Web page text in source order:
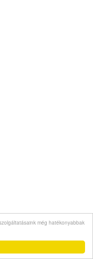
még hatékonyabbak